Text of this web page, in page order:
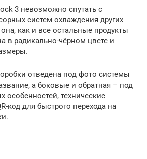
3 невозможно спутать с
систем охлаждения других
как и все остальные продукты
в радикально-чёрном цвете и
отведена под фото системы
а боковые и обратная – под
особенностей, технические
код для быстрого перехода на